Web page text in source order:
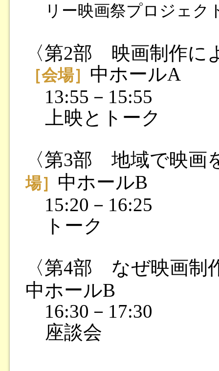
リー映画祭プロジェク
〈第2部 映画制作に
［会場］ 中ホールA
13:55－15:55
上映とトーク
〈第3部 地域で映画
場］ 中ホールB
15:20－16:25
トーク
〈第4部 なぜ映画制
中ホールB
16:30－17:30
座談会